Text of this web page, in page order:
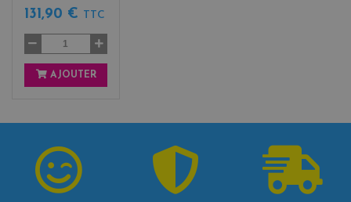
131,90 € TTC
AJOUTER